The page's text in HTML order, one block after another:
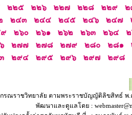
๒๒๕ ๒๒๖ ๒๒๗ ๒๒๘ ๒๒๙ ๒
๒๔๓ ๒๔๔ ๒๔๕ ๒๔๖ ๒๔๗
๒๖๐ ๒๖๑ ๒๖๒ ๒๖๓ ๒๖๔
๒๗๗ ๒๗๘ ๒๗๙ ๒๘๐ ๒๘๑
๒๙๔ ๒๙๕ ๒๙๖ ๒๙๗ ๒๙๘
รณราชวิทยาลัย ตามพระราชบัญญัติลิขสิทธ์ พ
พัฒนาและดูแลโดย :